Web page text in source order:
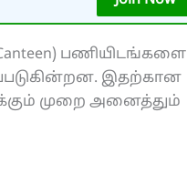
பணியிடங்களை
இதற்கான
முறை அனைத்தும்